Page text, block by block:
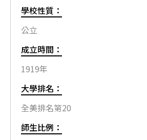
學校性質：
公立
成立時間：
1919年
大學排名：
全美排名第20
師生比例：